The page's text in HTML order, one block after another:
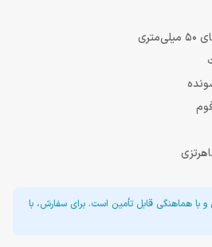
هماهنگی قابل تأمین است. برای سفارش، با